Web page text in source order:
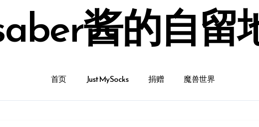
酱的自留
首页 JustMySocks 捐赠 魔兽世界